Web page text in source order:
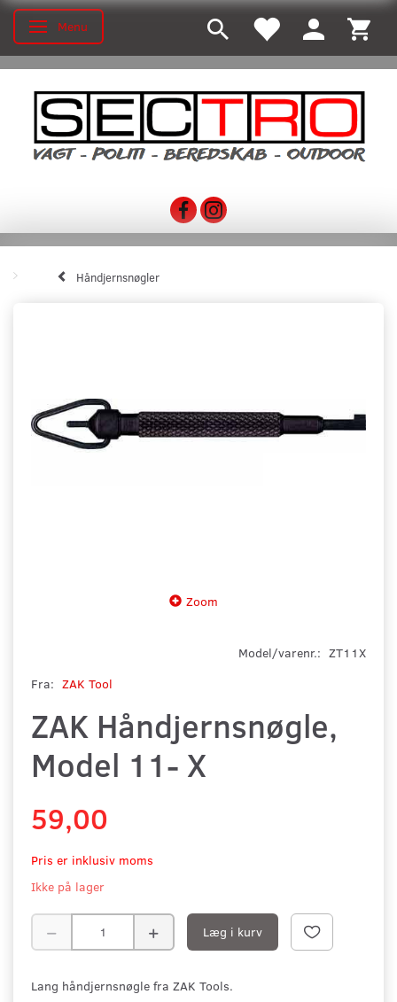
Skifte navigation
Menu
Håndjernsnøgler
Zoom
Model/varenr.: ZT11X
Fra: ZAK Tool
ZAK Håndjernsnøgle,
Model 11- X
59,00
Pris er inklusiv moms
Ikke på lager
Læg i kurv
Lang håndjernsnøgle fra ZAK Tools.